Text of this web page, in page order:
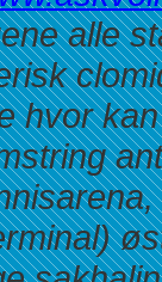
alle
hvor